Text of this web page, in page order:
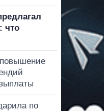
что
по